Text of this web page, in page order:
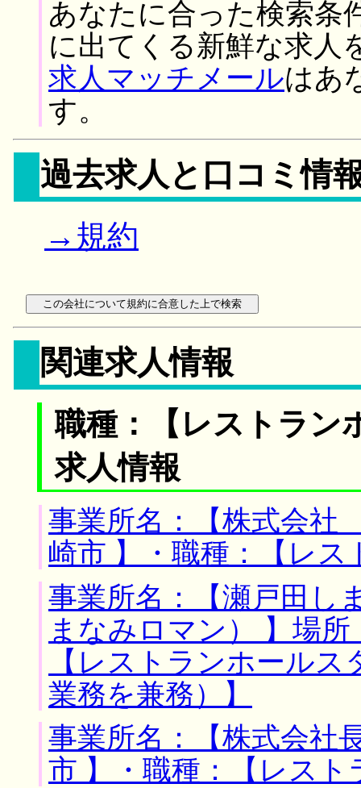
あなたに合った検索条
に出てくる新鮮な求人
求人マッチメールはあ
す。
過去求人と口コミ情
→規約
関連求人情報
職種：【レストラン
求人情報
事業所名：【株式会社
崎市 】・職種：【レ
事業所名：【瀬戸田
まなみロマン） 】場
【レストランホール
業務を兼務）】
事業所名：【株式会社
市 】・職種：【レス